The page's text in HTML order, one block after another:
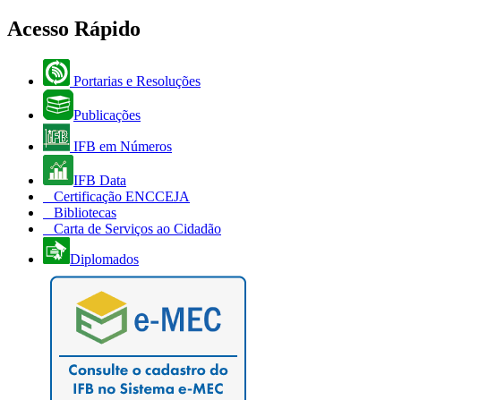
Acesso Rápido
Portarias e Resoluções
Publicações
IFB em Números
IFB Data
Certificação ENCCEJA
Bibliotecas
Carta de Serviços ao Cidadão
Diplomados